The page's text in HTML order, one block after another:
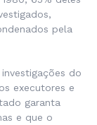
pela
do
executores e
garanta
e que o